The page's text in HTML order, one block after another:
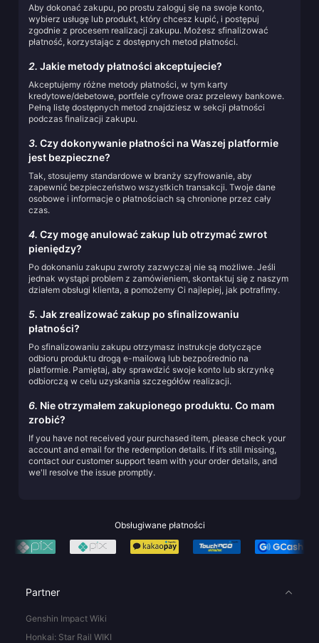
Aby dokonać zakupu, po prostu zaloguj się na swoje konto,
wybierz usługę lub produkt, który chcesz kupić, i postępuj
zgodnie z procesem realizacji zakupu. Możesz sfinalizować
płatność, korzystając z dostępnych metod płatności.
2. Jakie metody płatności akceptujecie?
Akceptujemy różne metody płatności, w tym karty
kredytowe/debetowe, portfele cyfrowe oraz przelewy bankowe.
Pełną listę dostępnych metod znajdziesz w sekcji płatności
podczas finalizacji zakupu.
3. Czy dokonywanie płatności na Waszej platformie
jest bezpieczne?
Tak, stosujemy standardowe w branży szyfrowanie, aby
zapewnić bezpieczeństwo wszystkich transakcji. Twoje dane
osobowe i informacje o płatnościach są chronione przez cały
czas.
4. Czy mogę anulować zakup lub otrzymać zwrot
pieniędzy?
Po dokonaniu zakupu zwroty zazwyczaj nie są możliwe. Jeśli
jednak wystąpi problem z zamówieniem, skontaktuj się z naszym
działem obsługi klienta, a pomożemy Ci najlepiej, jak potrafimy.
5. Jak zrealizować zakup po sfinalizowaniu
płatności?
Po sfinalizowaniu zakupu otrzymasz instrukcje dotyczące
odbioru produktu drogą e-mailową lub bezpośrednio na
platformie. Pamiętaj, aby sprawdzić swoje konto lub skrzynkę
odbiorczą w celu uzyskania szczegółów realizacji.
6. Nie otrzymałem zakupionego produktu. Co mam
zrobić?
If you have not received your purchased item, please check your
account and email for the redemption details. If it’s still missing,
contact our customer support team with your order details, and
we'll resolve the issue promptly.
Obsługiwane płatności
Partner
Genshin Impact Wiki
Honkai: Star Rail WIKI